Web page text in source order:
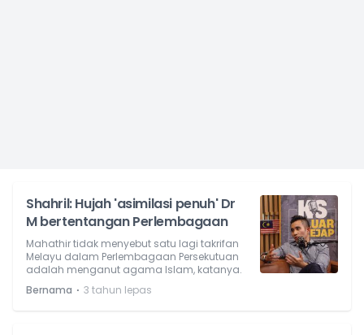
Shahril: Hujah 'asimilasi penuh' Dr
M bertentangan Perlembagaan
Mahathir tidak menyebut satu lagi takrifan
Melayu dalam Perlembagaan Persekutuan
adalah menganut agama Islam, katanya.
Bernama ⋅ 3 tahun lepas